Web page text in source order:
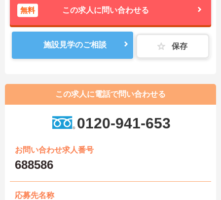
無料 この求人に問い合わせる
施設見学のご相談 保存
この求人に電話で問い合わせる
0120-941-653
お問い合わせ求人番号
688586
応募先名称